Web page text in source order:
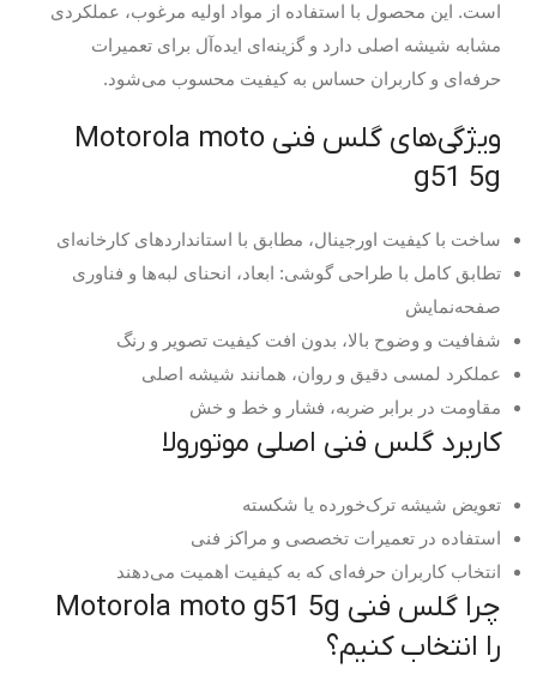
است. این محصول با استفاده از مواد اولیه مرغوب، عملکردی
مشابه شیشه اصلی دارد و گزینه‌ای ایده‌آل برای تعمیرات
حرفه‌ای و کاربران حساس به کیفیت محسوب می‌شود.
ویژگی‌های گلس فنی Motorola moto
g51 5g
ساخت با کیفیت اورجینال، مطابق با استانداردهای کارخانه‌ای
تطابق کامل با طراحی گوشی: ابعاد، انحنای لبه‌ها و فناوری
صفحه‌نمایش
شفافیت و وضوح بالا، بدون افت کیفیت تصویر و رنگ
عملکرد لمسی دقیق و روان، همانند شیشه اصلی
مقاومت در برابر ضربه، فشار و خط و خش
کاربرد گلس فنی اصلی موتورولا
تعویض شیشه ترک‌خورده یا شکسته
استفاده در تعمیرات تخصصی و مراکز فنی
انتخاب کاربران حرفه‌ای که به کیفیت اهمیت می‌دهند
چرا گلس فنی Motorola moto g51 5g
را انتخاب کنیم؟